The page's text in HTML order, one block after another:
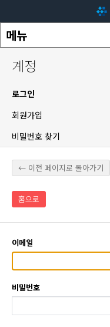
계정
로그인
회원가입
비밀번호 찾기
← 이전 페이지로 돌아가기
홈으로
이메일
비밀번호